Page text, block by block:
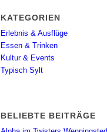
KATEGORIEN
Erlebnis & Ausflüge
Essen & Trinken
Kultur & Events
Typisch Sylt
BELIEBTE BEITRÄGE